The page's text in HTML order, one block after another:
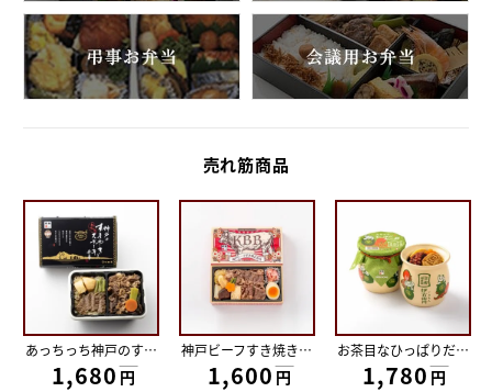
売れ筋商品
あっちっち神戸のすきやきとｽﾃｰｷ弁当
1,680円
円
神戸ビーフすき焼き弁当
1,600円
円
お茶目なひっぱりだこ飯
1,780円
円